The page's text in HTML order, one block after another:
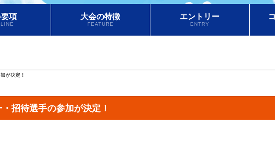
項 大会の特徴
FEATURE
エントリー
ENTRY
が決定！
招待選手の参加が決定！